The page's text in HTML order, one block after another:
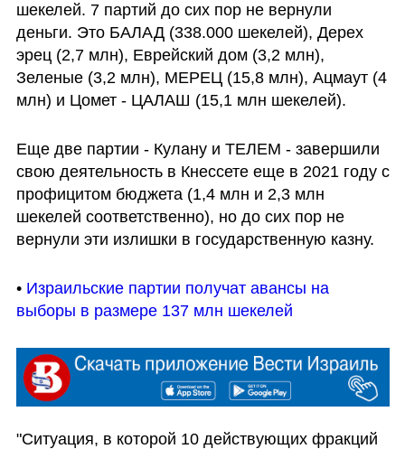
шекелей. 7 партий до сих пор не вернули
деньги. Это БАЛАД (338.000 шекелей), Дерех
эрец (2,7 млн), Еврейский дом (3,2 млн),
Зеленые (3,2 млн), МЕРЕЦ (15,8 млн), Ацмаут (4
млн) и Цомет - ЦАЛАШ (15,1 млн шекелей).
Еще две партии - Кулану и ТЕЛЕМ - завершили
свою деятельность в Кнессете еще в 2021 году с
профицитом бюджета (1,4 млн и 2,3 млн
шекелей соответственно), но до сих пор не
вернули эти излишки в государственную казну.
• Израильские партии получат авансы на
выборы в размере 137 млн шекелей
"Ситуация, в которой 10 действующих фракций